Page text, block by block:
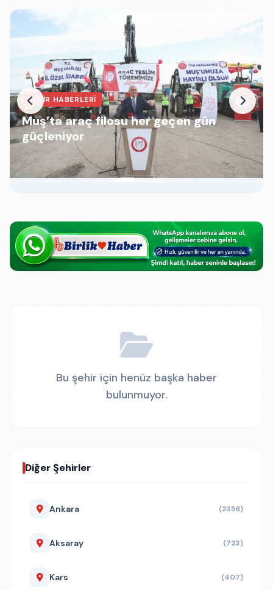
ŞEHIR HABERLERI
Muş’ta araç filosu her geçen gün
güçleniyor
Bu şehir için henüz başka haber
bulunmuyor.
Diğer Şehirler
Ankara (2356)
Aksaray (723)
Kars (407)